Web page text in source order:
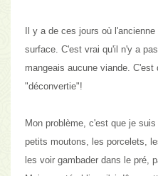
Il y a de ces jours où
surface . C'est vrai qu'il n'y a
mangeais aucune viande.
"déconvertie"!
Mon problème, c'est que je
petits moutons, les porcelets,
les voir gambader dans le pré,